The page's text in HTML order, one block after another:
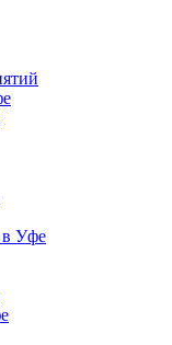
в Уфе